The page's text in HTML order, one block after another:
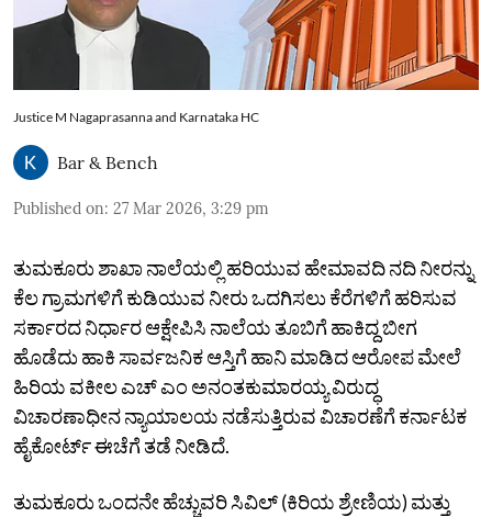
Justice M Nagaprasanna and Karnataka HC
Bar & Bench
Published on: 27 Mar 2026, 3:29 pm
ತುಮಕೂರು ಶಾಖಾ ನಾಲೆಯಲ್ಲಿ ಹರಿಯುವ ಹೇಮಾವದಿ ನದಿ ನೀರನ್ನು
ಕೆಲ ಗ್ರಾಮಗಳಿಗೆ ಕುಡಿಯುವ ನೀರು ಒದಗಿಸಲು ಕೆರೆಗಳಿಗೆ ಹರಿಸುವ
ಸರ್ಕಾರದ ನಿರ್ಧಾರ ಆಕ್ಷೇಪಿಸಿ ನಾಲೆಯ ತೂಬಿಗೆ ಹಾಕಿದ್ದ ಬೀಗ
ಹೊಡೆದು ಹಾಕಿ ಸಾರ್ವಜನಿಕ ಆಸ್ತಿಗೆ ಹಾನಿ ಮಾಡಿದ ಆರೋಪ ಮೇಲೆ
ಹಿರಿಯ ವಕೀಲ‌ ಎಚ್‌ ಎಂ ಅನಂತಕುಮಾರಯ್ಯ ವಿರುದ್ಧ
ವಿಚಾರಣಾಧೀನ ನ್ಯಾಯಾಲಯ ನಡೆಸುತ್ತಿರುವ ವಿಚಾರಣೆಗೆ ಕರ್ನಾಟಕ
ಹೈಕೋರ್ಟ್‌ ಈಚೆಗೆ ತಡೆ ನೀಡಿದೆ.
ತುಮಕೂರು ಒಂದನೇ ಹೆಚ್ಚುವರಿ ಸಿವಿಲ್‌ (ಕಿರಿಯ ಶ್ರೇಣಿಯ) ಮತ್ತು